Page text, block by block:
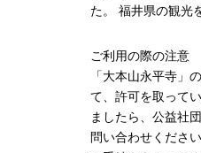
た。 福井県の観光
ご利用の際の注意
「大本山永平寺」
て、許可を取って
ましたら、公益社
問い合わせくださ